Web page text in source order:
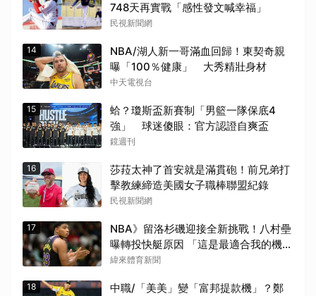
748天再實戰「感性發文喊幸福」
民視新聞網
14
NBA/湖人新一哥滿血回歸！東契奇親
曝「100％健康」 大秀精壯身材
中天電視台
15
蛤？瓊斯盃新賽制「男籃一隊保底4
強」 球迷傻眼：官方認證自爽盃
鏡週刊
16
莎菈太神了首安就是滿貫砲！前兄弟打
擊教練締造美國女子職棒聯盟紀錄
民視新聞網
17
NBA》留洛杉磯迎接全新挑戰！八村壘
曝轉投快艇原因 「這是最適合我的機
會」
緯來體育新聞
18
中職/「美美」變「富邦提款機」？鄭